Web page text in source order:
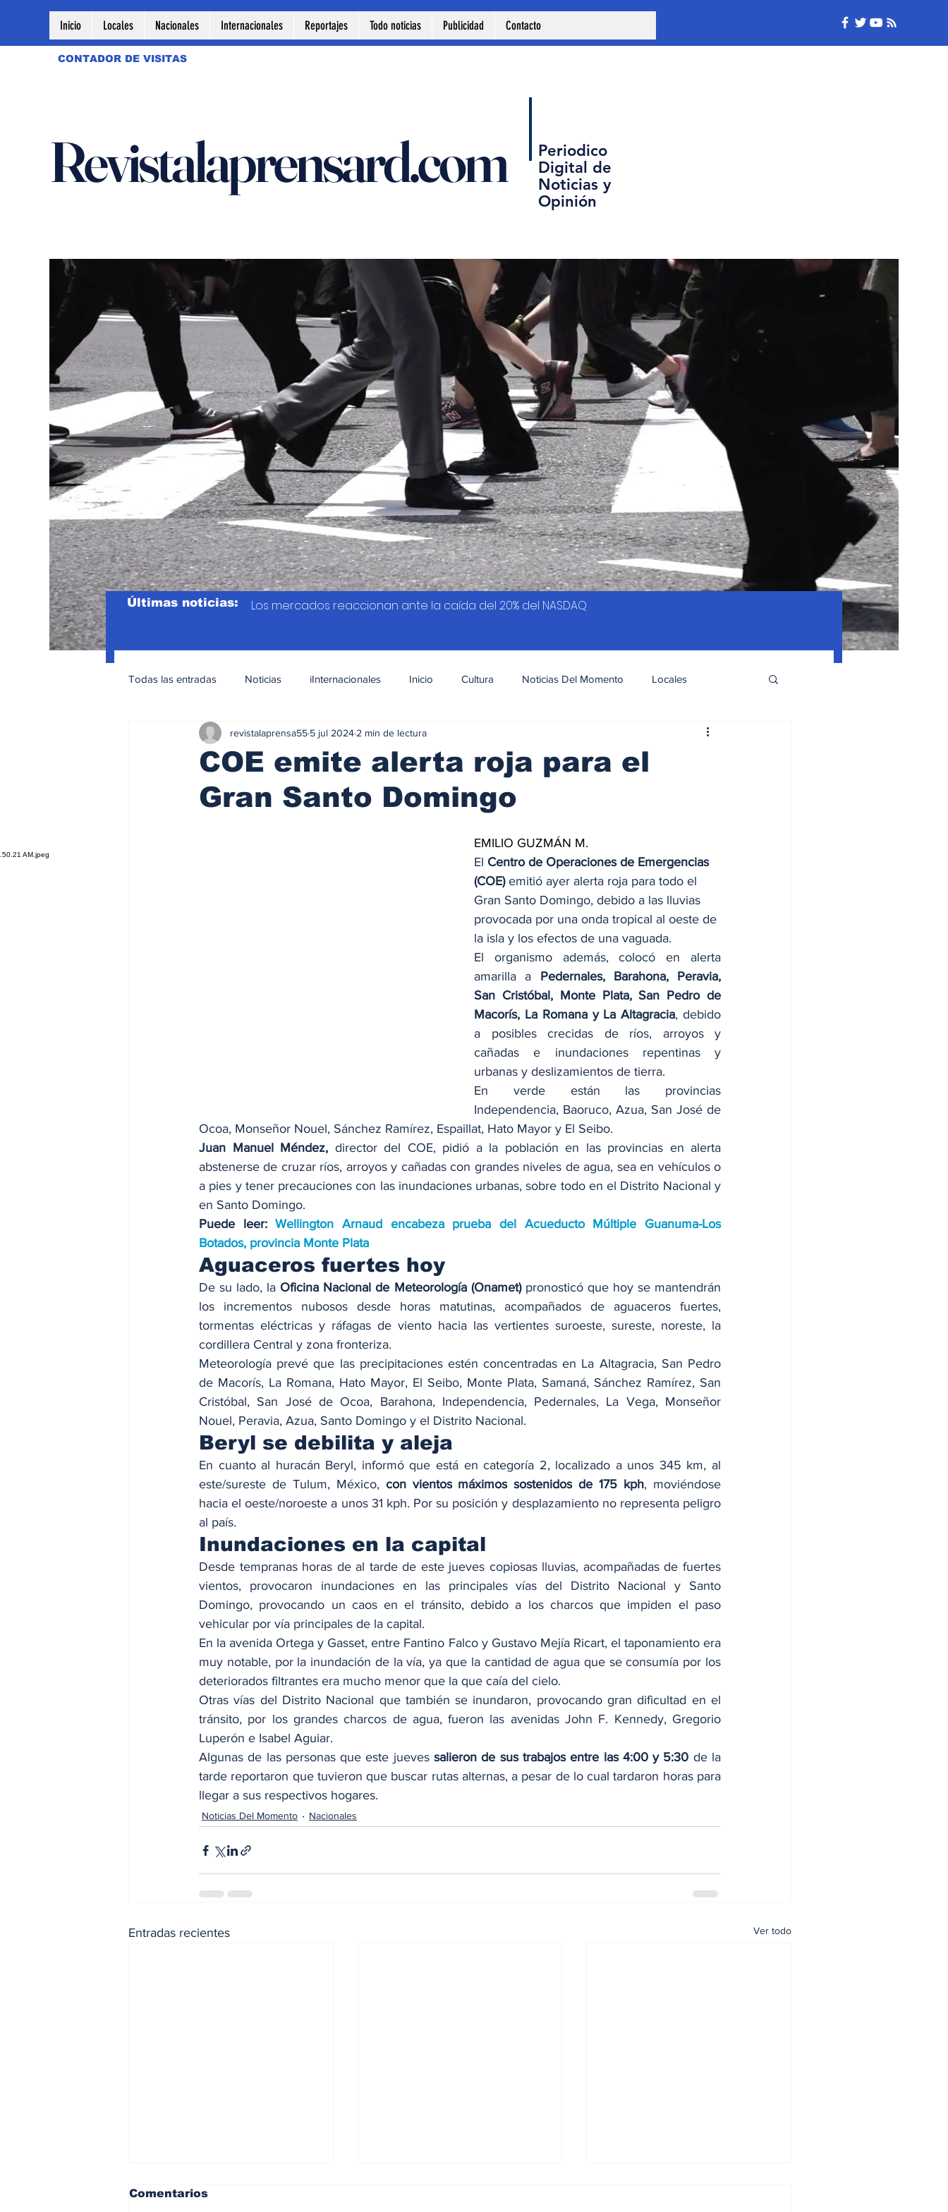
Inicio Locales Nacionales Internacionales Reportajes Todo noticias Publicidad Contacto
CONTADOR DE VISITAS
Revistalaprensard.com
Periodico
Digital de
Noticias y
Opinión
Últimas noticias: Los mercados reaccionan ante la caída del 20% del NASDAQ
Todas las entradas Noticias iInternacionales Inicio Cultura Noticias Del Momento Locales
Nacionales Educación Sexual Deportes Opinión
COE emite alerta roja para el
Gran Santo Domingo
revistalaprensa55 5 jul 2024 2 min de lectura
EMILIO GUZMÁN M.
El Centro de Operaciones de Emergencias
(COE) emitió ayer alerta roja para todo el
Gran Santo Domingo, debido a las lluvias
provocada por una onda tropical al oeste de
la isla y los efectos de una vaguada.
El organismo además, colocó en alerta
amarilla a Pedernales, Barahona, Peravia,
San Cristóbal, Monte Plata, San Pedro de
Macorís, La Romana y La Altagracia, debido
a posibles crecidas de ríos, arroyos y
cañadas e inundaciones repentinas y
urbanas y deslizamientos de tierra.
En verde están las provincias
Independencia, Baoruco, Azua, San José de
Ocoa, Monseñor Nouel, Sánchez Ramírez, Espaillat, Hato Mayor y El Seibo.
Juan Manuel Méndez, director del COE, pidió a la población en las provincias en alerta
abstenerse de cruzar ríos, arroyos y cañadas con grandes niveles de agua, sea en vehículos o
a pies y tener precauciones con las inundaciones urbanas, sobre todo en el Distrito Nacional y
en Santo Domingo.
Puede leer: Wellington Arnaud encabeza prueba del Acueducto Múltiple Guanuma-Los
Botados, provincia Monte Plata
Aguaceros fuertes hoy
De su lado, la Oficina Nacional de Meteorología (Onamet) pronosticó que hoy se mantendrán
los incrementos nubosos desde horas matutinas, acompañados de aguaceros fuertes,
tormentas eléctricas y ráfagas de viento hacia las vertientes suroeste, sureste, noreste, la
cordillera Central y zona fronteriza.
Meteorología prevé que las precipitaciones estén concentradas en La Altagracia, San Pedro
de Macorís, La Romana, Hato Mayor, El Seibo, Monte Plata, Samaná, Sánchez Ramírez, San
Cristóbal, San José de Ocoa, Barahona, Independencia, Pedernales, La Vega, Monseñor
Nouel, Peravia, Azua, Santo Domingo y el Distrito Nacional.
Beryl se debilita y aleja
En cuanto al huracán Beryl, informó que está en categoría 2, localizado a unos 345 km, al
este/sureste de Tulum, México, con vientos máximos sostenidos de 175 kph, moviéndose
hacia el oeste/noroeste a unos 31 kph. Por su posición y desplazamiento no representa peligro
al país.
Inundaciones en la capital
Desde tempranas horas de al tarde de este jueves copiosas lluvias, acompañadas de fuertes
vientos, provocaron inundaciones en las principales vías del Distrito Nacional y Santo
Domingo, provocando un caos en el tránsito, debido a los charcos que impiden el paso
vehicular por vía principales de la capital.
En la avenida Ortega y Gasset, entre Fantino Falco y Gustavo Mejía Ricart, el taponamiento era
muy notable, por la inundación de la vía, ya que la cantidad de agua que se consumía por los
deteriorados filtrantes era mucho menor que la que caía del cielo.
Otras vías del Distrito Nacional que también se inundaron, provocando gran dificultad en el
tránsito, por los grandes charcos de agua, fueron las avenidas John F. Kennedy, Gregorio
Luperón e Isabel Aguiar.
Algunas de las personas que este jueves salieron de sus trabajos entre las 4:00 y 5:30 de la
tarde reportaron que tuvieron que buscar rutas alternas, a pesar de lo cual tardaron horas para
llegar a sus respectivos hogares.
Noticias Del Momento Nacionales
Entradas recientes Ver todo
Comentarios